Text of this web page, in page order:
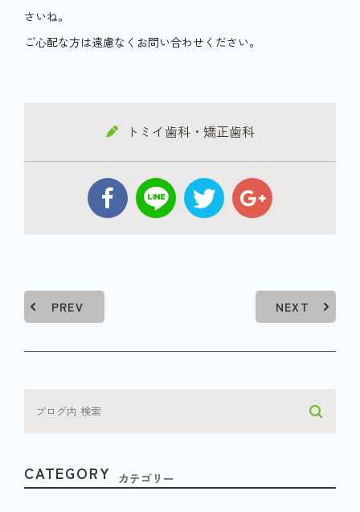
さいね。
ご心配な方は遠慮なくお問い合わせください。
トミイ歯科・矯正歯科
PREV NEXT
CATEGORY カテゴリー